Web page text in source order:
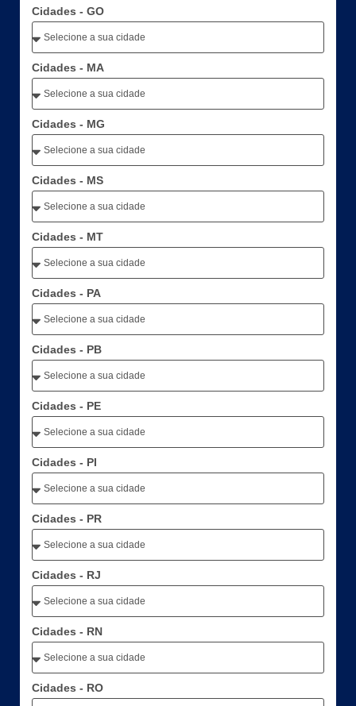
Cidades - GO
Cidades - MA
Cidades - MG
Cidades - MS
Cidades - MT
Cidades - PA
Cidades - PB
Cidades - PE
Cidades - PI
Cidades - PR
Cidades - RJ
Cidades - RN
Cidades - RO